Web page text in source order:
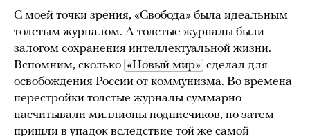
С моей точки зрения, «Свобода» была идеальным
толстым журналом. А толстые журналы были
залогом сохранения интеллектуальной жизни.
Вспомним, сколько «Новый мир» сделал для
освобождения России от коммунизма. Во времена
перестройки толстые журналы суммарно
насчитывали миллионы подписчиков, но затем
пришли в упадок вследствие той же самой